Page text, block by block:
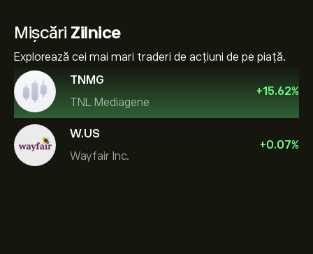
Mișcări Zilnice
Explorează cei mai mari traderi de acțiuni de pe piață.
TNMG
TNL Mediagene
+15.62%
W.US
Wayfair Inc.
+0.07%